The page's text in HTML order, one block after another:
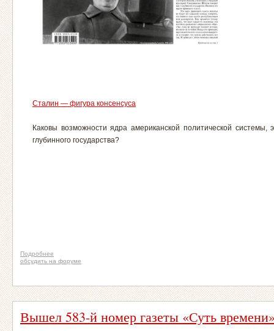
Сталин — фигура консенсуса
Каковы возможности ядра американской политической системы,
глубинного государства?
Подробнее
обсудить на форуме
Вышел 583-й номер газеты «Суть